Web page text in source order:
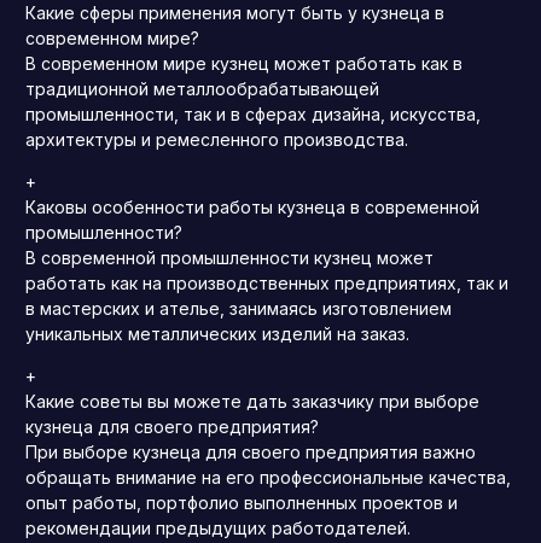
Какие сферы применения могут быть у кузнеца в
современном мире?
В современном мире кузнец может работать как в
традиционной металлообрабатывающей
промышленности, так и в сферах дизайна, искусства,
архитектуры и ремесленного производства.
+
Каковы особенности работы кузнеца в современной
промышленности?
В современной промышленности кузнец может
работать как на производственных предприятиях, так и
в мастерских и ателье, занимаясь изготовлением
уникальных металлических изделий на заказ.
+
Какие советы вы можете дать заказчику при выборе
кузнеца для своего предприятия?
При выборе кузнеца для своего предприятия важно
обращать внимание на его профессиональные качества,
опыт работы, портфолио выполненных проектов и
рекомендации предыдущих работодателей.